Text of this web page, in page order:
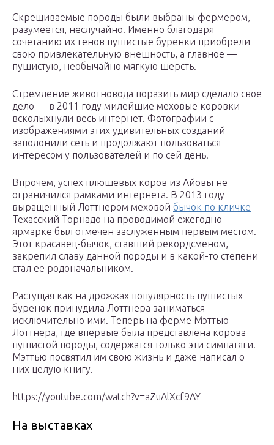
Скрещиваемые породы были выбраны фермером,
разумеется, неслучайно. Именно благодаря
сочетанию их генов пушистые буренки приобрели
свою привлекательную внешность, а главное —
пушистую, необычайно мягкую шерсть.
Стремление животновода поразить мир сделало свое
дело — в 2011 году милейшие меховые коровки
всколыхнули весь интернет. Фотографии с
изображениями этих удивительных созданий
заполонили сеть и продолжают пользоваться
интересом у пользователей и по сей день.
Впрочем, успех плюшевых коров из Айовы не
ограничился рамками интернета. В 2013 году
выращенный Лоттнером меховой бычок по кличке
Техасский Торнадо на проводимой ежегодно
ярмарке был отмечен заслуженным первым местом.
Этот красавец-бычок, ставший рекордсменом,
закрепил славу данной породы и в какой-то степени
стал ее родоначальником.
Растущая как на дрожжах популярность пушистых
буренок принудила Лоттнера заниматься
исключительно ими. Теперь на ферме Мэттью
Лоттнера, где впервые была представлена корова
пушистой породы, содержатся только эти симпатяги.
Мэттью посвятил им свою жизнь и даже написал о
них целую книгу.
https://youtube.com/watch?v=aZuAlXcf9AY
На выставках